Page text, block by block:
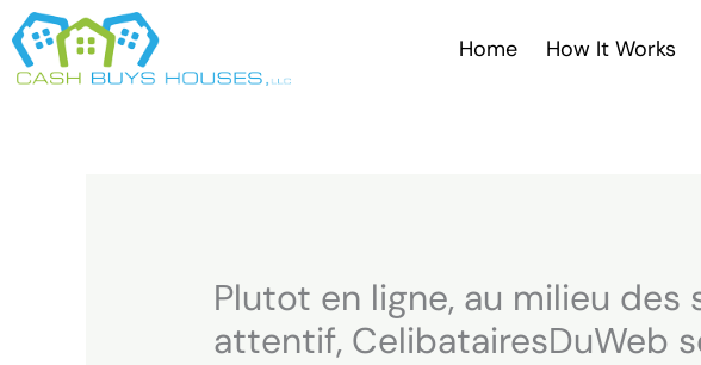
Skip
to
content
Home How It Works
Plutot en ligne, au milieu
attentif, CelibatairesDuWeb